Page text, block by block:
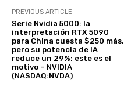
PREVIOUS ARTICLE
Serie Nvidia 5000: la
interpretación RTX 5090
para China cuesta $250 más,
pero su potencia de IA
reduce un 29%: este es el
motivo – NVIDIA
(NASDAQ:NVDA)